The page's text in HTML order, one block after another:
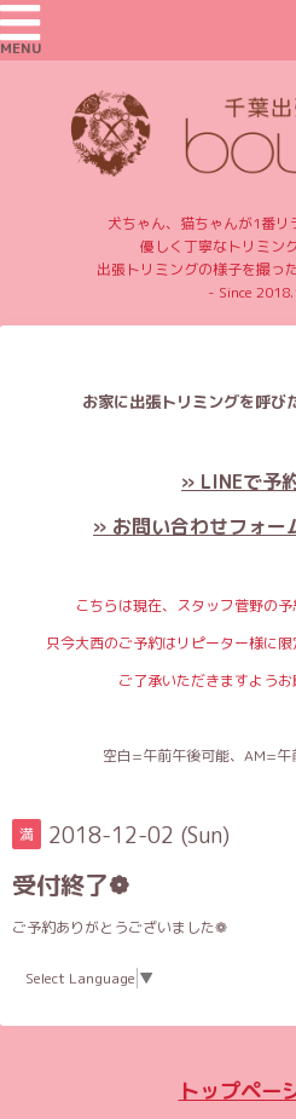
MENU
犬ちゃん、猫ちゃんが1番
優しく丁寧なトリミン
出張トリミングの様子を撮っ
- Since
お家に出張トリミングを呼び
» LINEで予
» お問い合わせフォー
こちらは現在、スタッフ菅野の予
只今大西のご予約はリピーター様に
ご了承いただきますようお
空白=午前午後可能、AM=
満 2018-12-02 (Sun)
受付終了❁
ご予約ありがとうございました❁
Select Language ▼
トップペー